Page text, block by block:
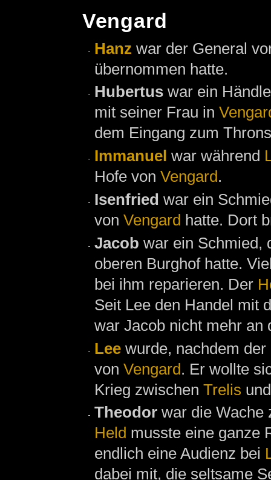
Vengard
Hanz war der General
übernommen hatte.
Hubertus war ein
mit seiner Frau in
dem Eingang zum
Immanuel war während
Hofe von Vengard.
Isenfried war ein
von Vengard hatte. Dort
Jacob war ein Schmied,
oberen Burghof hatte.
bei ihm reparieren. Der
Seit Lee den Handel mit
war Jacob nicht mehr an
Lee wurde, nachdem der
von Vengard. Er wollte
Krieg zwischen Trelis
Theodor war die Wache
Held musste eine ganze
endlich eine Audienz bei
dabei mit, die seltsame